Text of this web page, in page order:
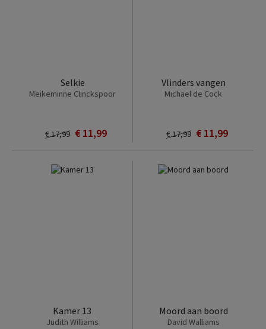
Selkie
Meikeminne Clinckspoor
€ 11,99
€ 17,99
Vlinders vangen
Michael de Cock
€ 11,99
€ 17,99
Kamer 13
Judith Williams
Moord aan boord
David Walliams